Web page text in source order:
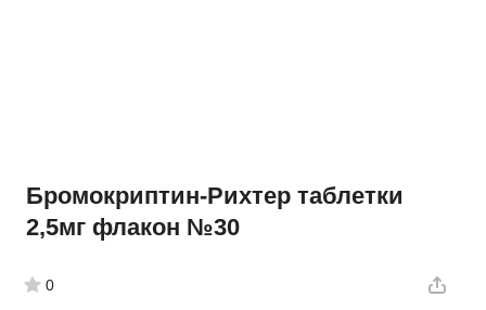
Бромокриптин-Рихтер таблетки
2,5мг флакон №30
0